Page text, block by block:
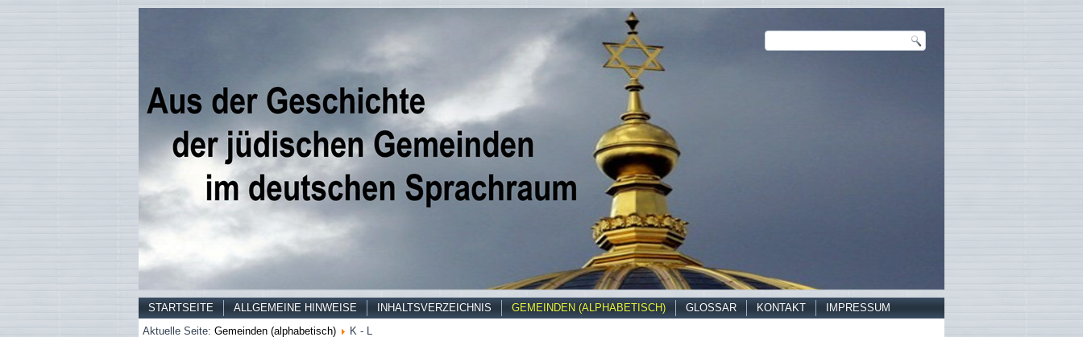
STARTSEITE ALLGEMEINE HINWEISE INHALTSVERZEICHNIS GEMEINDEN (ALPHABETISCH) GLOSSAR KONTAKT
IMPRESSUM
Aktuelle Seite: Gemeinden (alphabetisch) K - L